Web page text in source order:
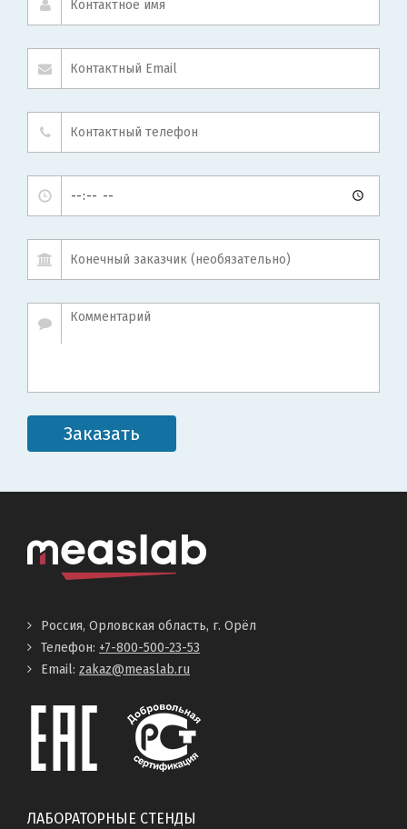
Заказать
Россия, Орловская область, г. Орёл
Телефон: +7-800-500-23-53
Email: zakaz@measlab.ru
ЛАБОРАТОРНЫЕ СТЕНДЫ